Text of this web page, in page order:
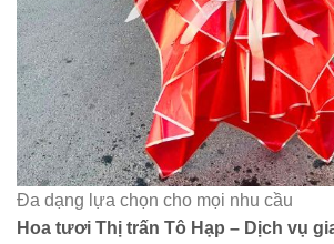
Đa dạng lựa chọn cho mọi nhu cầu
Hoa tươi Thị trấn Tô Hạp – Dịch vụ